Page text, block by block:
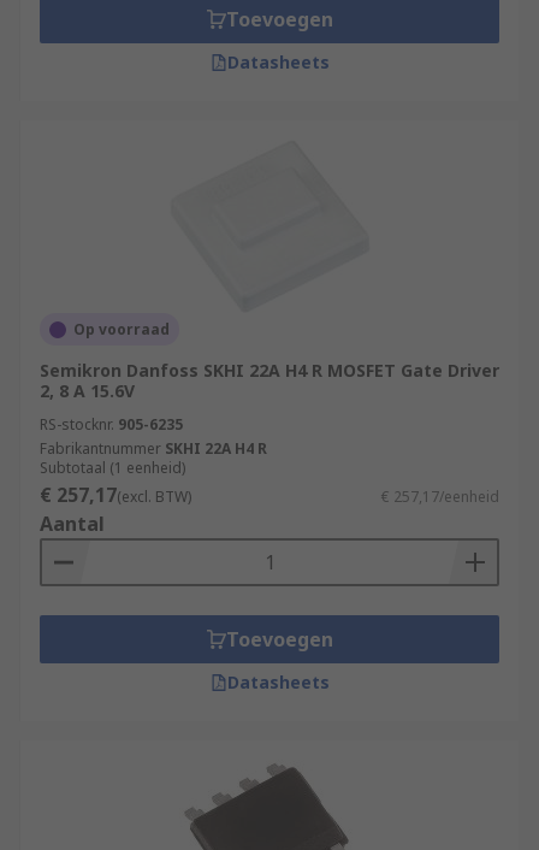
Toevoegen
Datasheets
Op voorraad
Semikron Danfoss SKHI 22A H4 R MOSFET Gate Driver
2, 8 A 15.6V
RS-stocknr. 905-6235
Fabrikantnummer SKHI 22A H4 R
Subtotaal (1 eenheid)
€ 257,17(excl. BTW) € 257,17/eenheid
Aantal
Toevoegen
Datasheets